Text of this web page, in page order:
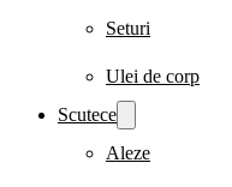
Seturi
Ulei de corp
Scutece
Aleze